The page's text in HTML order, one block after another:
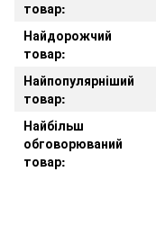
товар:
Найдорожчий
товар:
Найпопулярніший
товар:
Найбільш
обговорюваний
товар: